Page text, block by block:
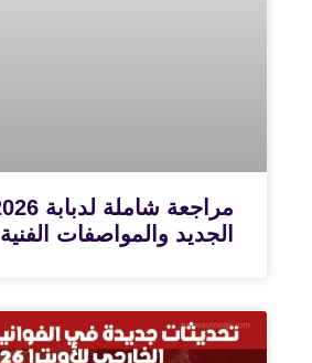
الجديد والمواصفات الفنية